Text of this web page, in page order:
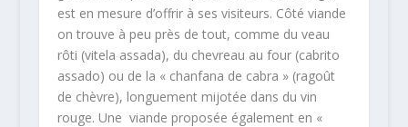
est en mesure d’offrir à ses visiteurs. Côté viande
on trouve à peu près de tout, comme du veau
rôti (vitela assada), du chevreau au four (cabrito
assado) ou de la « chanfana de cabra » (ragoût
de chèvre), longuement mijotée dans du vin
rouge. Une viande proposée également en «